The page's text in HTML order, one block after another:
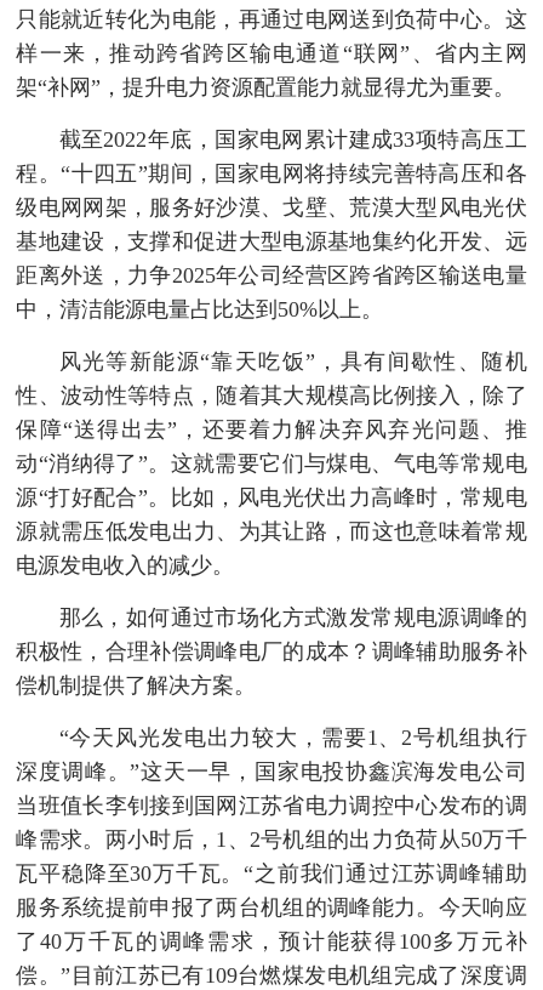
只能就近转化为电能，再通过电网送到负荷中心。这
样一来，推动跨省跨区输电通道“联网”、省内主网
架“补网”，提升电力资源配置能力就显得尤为重要。
截至2022年底，国家电网累计建成33项特高压工
程。“十四五”期间，国家电网将持续完善特高压和各
级电网网架，服务好沙漠、戈壁、荒漠大型风电光伏
基地建设，支撑和促进大型电源基地集约化开发、远
距离外送，力争2025年公司经营区跨省跨区输送电量
中，清洁能源电量占比达到50%以上。
风光等新能源“靠天吃饭”，具有间歇性、随机
性、波动性等特点，随着其大规模高比例接入，除了
保障“送得出去”，还要着力解决弃风弃光问题、推
动“消纳得了”。这就需要它们与煤电、气电等常规电
源“打好配合”。比如，风电光伏出力高峰时，常规电
源就需压低发电出力、为其让路，而这也意味着常规
电源发电收入的减少。
那么，如何通过市场化方式激发常规电源调峰的
积极性，合理补偿调峰电厂的成本？调峰辅助服务补
偿机制提供了解决方案。
“今天风光发电出力较大，需要1、2号机组执行
深度调峰。”这天一早，国家电投协鑫滨海发电公司
当班值长李钊接到国网江苏省电力调控中心发布的调
峰需求。两小时后，1、2号机组的出力负荷从50万千
瓦平稳降至30万千瓦。“之前我们通过江苏调峰辅助
服务系统提前申报了两台机组的调峰能力。今天响应
了40万千瓦的调峰需求，预计能获得100多万元补
偿。”目前江苏已有109台燃煤发电机组完成了深度调